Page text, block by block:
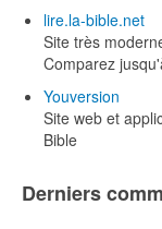
lire.la-bible.net
Site très
Comparez
Youversion
Site web et
Bible
Derniers